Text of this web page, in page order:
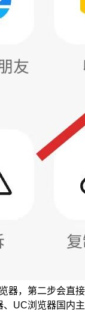
器，第二步会直接
、UC浏览器国内主